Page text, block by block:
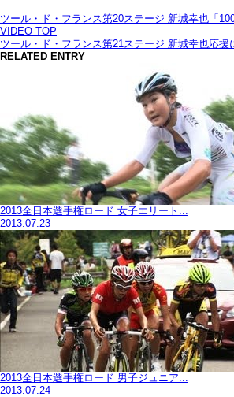
ツール・ド・フランス第20ステージ 新城幸也「
VIDEO TOP
ツール・ド・フランス第21ステージ 新城幸也応
RELATED ENTRY
2013全日本選手権ロード 女子エリート...
2013.07.23
2013全日本選手権ロード 男子ジュニア...
2013.07.24